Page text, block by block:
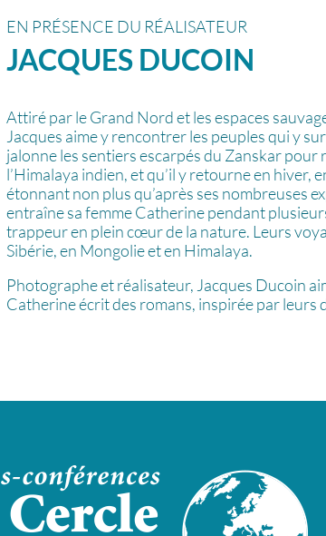
EN PRÉSENCE DU RÉALISATEUR
JACQUES DUCOIN
Attiré par le Grand Nord et les espaces
Jacques aime y rencontrer les peuples qui y
jalonne les sentiers escarpés du Zanskar
l’Himalaya indien, et qu’il y retourne en hiver,
étonnant non plus qu’après ses nombreuses
entraîne sa femme Catherine pendant
trappeur en plein cœur de la nature. Leurs
Sibérie, en Mongolie et en Himalaya.
Photographe et réalisateur, Jacques Ducoin
Catherine écrit des romans, inspirée par